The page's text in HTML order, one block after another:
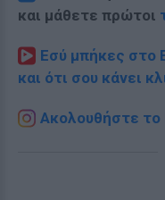
και μάθετε πρώτοι
Εσύ μπήκες στο
και ότι σου κάνει
Ακολουθήστε το